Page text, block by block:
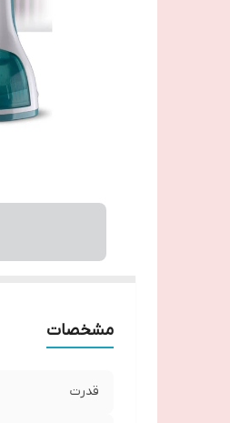
مشخصات
قدرت